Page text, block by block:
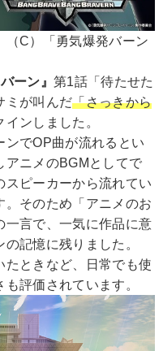
（C）「勇気爆発バーン
ーン』第1話「待たせた
ミが叫んだ「さっきから
インしました。
ンでOP曲が流れるとい
アニメのBGMとしてで
スピーカーから流れてい
。そのため「アニメのお
一言で、一気に作品に意
記憶に残りました。
たときなど、日常でも使
評価されています。